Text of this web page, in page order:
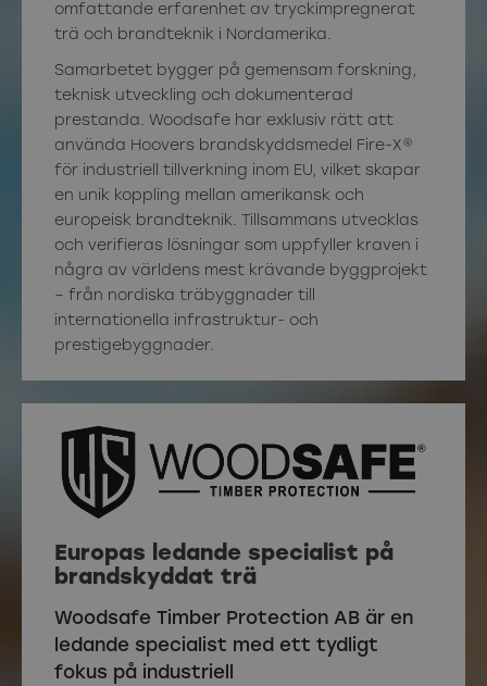
omfattande erfarenhet av tryckimpregnerat
trä och brandteknik i Nordamerika.
Samarbetet bygger på gemensam forskning,
teknisk utveckling och dokumenterad
prestanda. Woodsafe har exklusiv rätt att
använda Hoovers brandskyddsmedel Fire-X®
för industriell tillverkning inom EU, vilket skapar
en unik koppling mellan amerikansk och
europeisk brandteknik. Tillsammans utvecklas
och verifieras lösningar som uppfyller kraven i
några av världens mest krävande byggprojekt
– från nordiska träbyggnader till
internationella infrastruktur- och
prestigebyggnader.
Europas ledande specialist på
brandskyddat trä
Woodsafe Timber Protection AB är en
ledande specialist med ett tydligt
fokus på industriell